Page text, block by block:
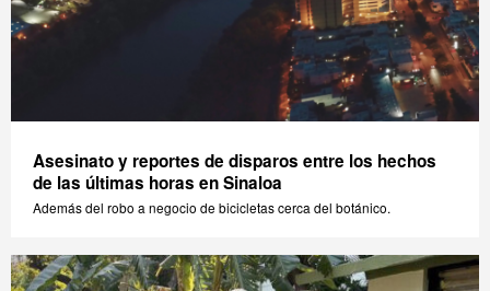
Asesinato y reportes de disparos entre los hechos
de las últimas horas en Sinaloa
Además del robo a negocio de bicicletas cerca del botánico.